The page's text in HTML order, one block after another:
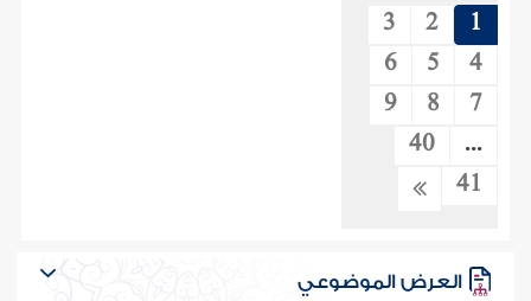
1
2
3
4
5
6
7
8
9
...
40
41
العرض الموضوعي